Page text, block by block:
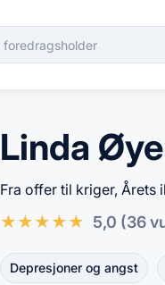
Linda Øye
Fra offer til kriger, Årets
★★★★★ 5,0 (36
Depresjoner og angst